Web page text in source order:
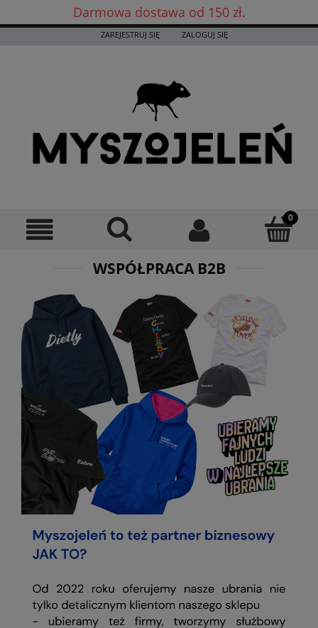
Darmowa dostawa od 150 zł.
Darmowa dostawa już od 150 zł! ✨
ZAREJESTRUJ SIĘ ZALOGUJ SIĘ
WSPÓŁPRACA B2B